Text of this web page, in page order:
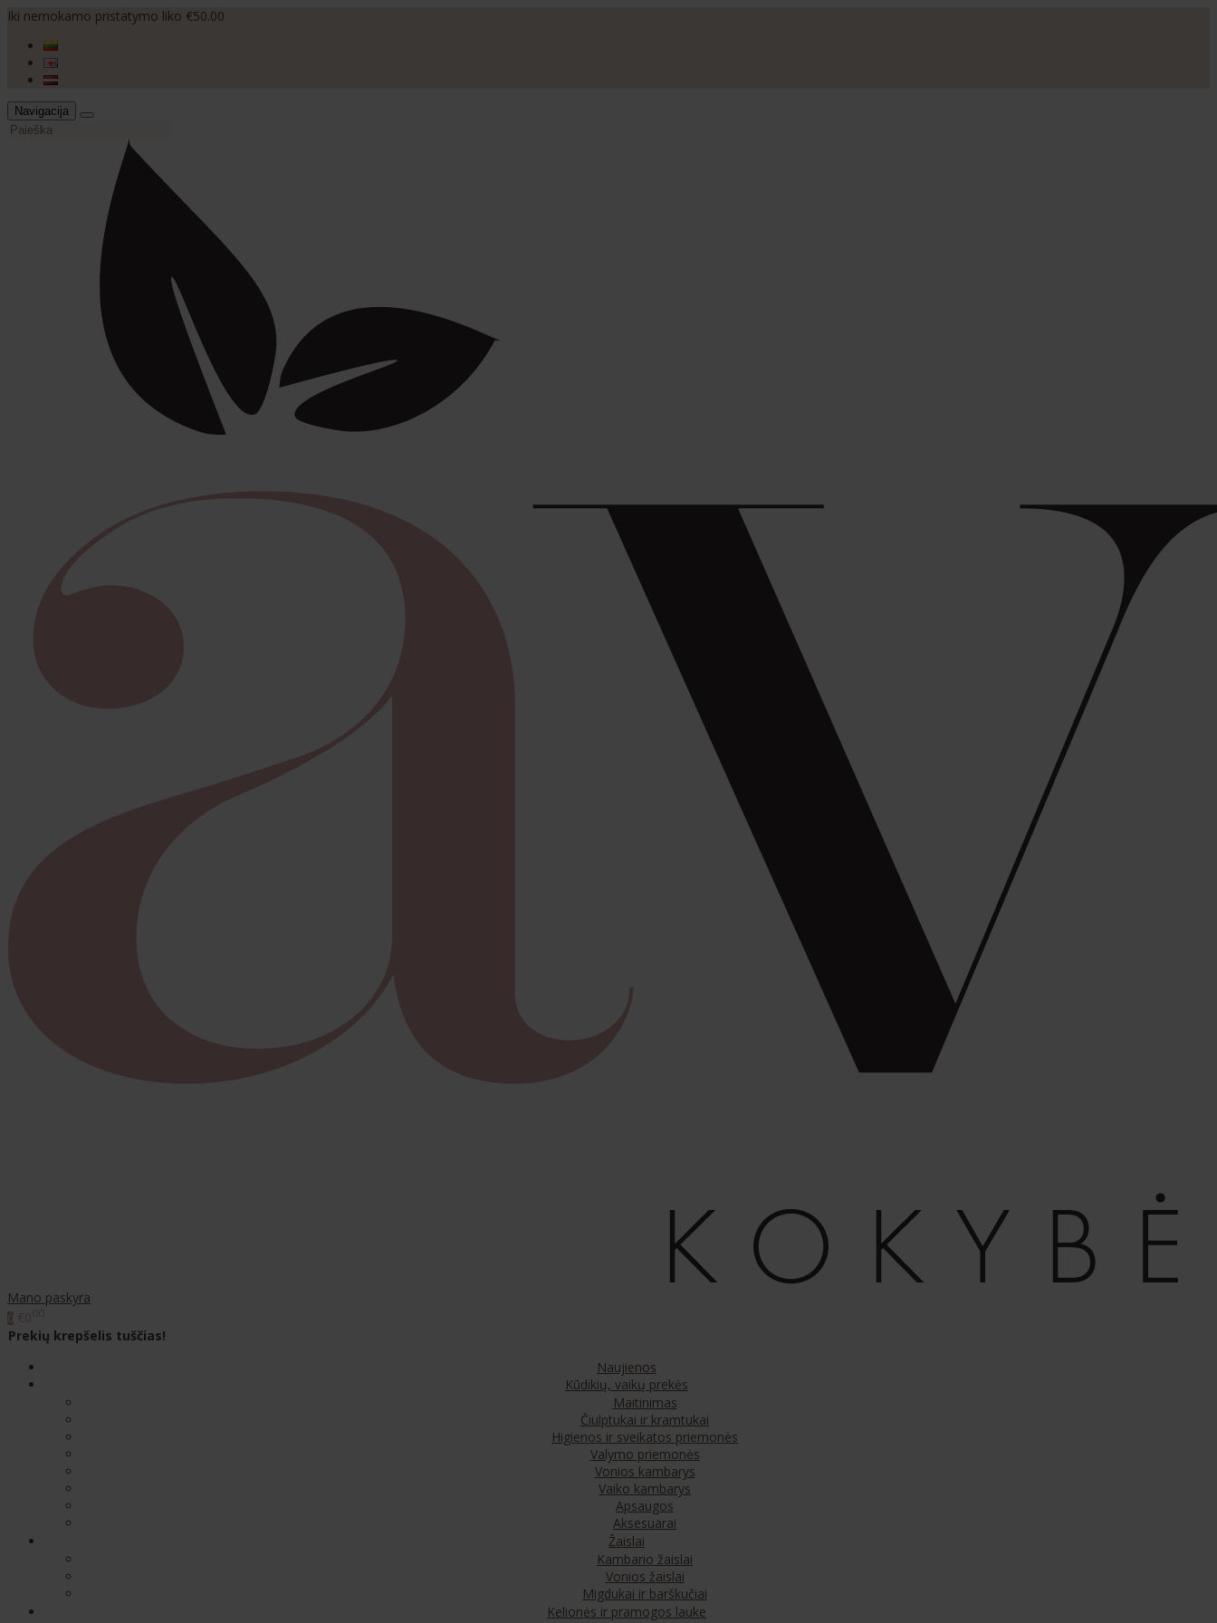
Iki nemokamo pristatymo liko €50.00
Navigacija
Mano paskyra
Prekių krepšelis tuščias!
Naujienos
Kūdikių, vaikų prekės
Maitinimas
Čiulptukai ir kramtukai
Higienos ir sveikatos priemonės
Valymo priemonės
Vonios kambarys
Vaiko kambarys
Apsaugos
Aksesuarai
Žaislai
Kambario žaislai
Vonios žaislai
Migdukai ir barškučiai
Kelionės ir pramogos lauke